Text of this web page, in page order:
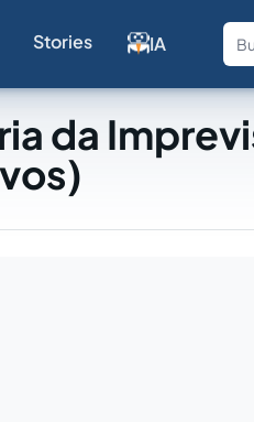
Stories IA
da